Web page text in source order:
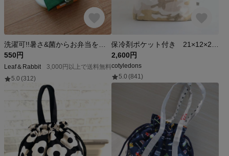
550円
Leaf＆Rabbit
3,000円以上で送料無料
5.0 (312)
2,600円
cotyledons
5.0 (841)